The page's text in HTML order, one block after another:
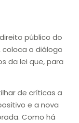
público do
coloca o diálogo
da lei que, para
de críticas a
e a nova
Como há